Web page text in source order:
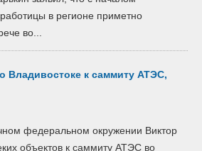
в регионе приметно
во...
Владивостоке к саммиту АТЭС,
федеральном окружении Виктор
объектов к саммиту АТЭС во